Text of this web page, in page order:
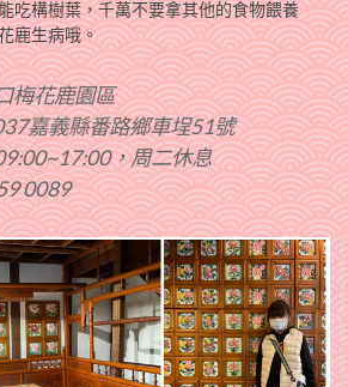
吃構樹葉，千萬不要拿其他的食物餵養
鹿生病哦。
梅花鹿園區
嘉義縣番路鄉車埕51號
，周二休息
0089